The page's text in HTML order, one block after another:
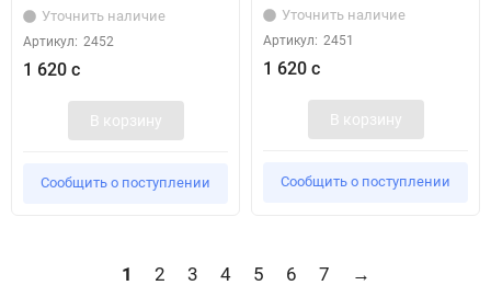
Уточнить наличие
Артикул: 2452
1 620 с
В корзину
Сообщить о поступлении
Уточнить наличие
Артикул: 2451
1 620 с
В корзину
Сообщить о поступлении
1 2 3 4 5 6 7 →